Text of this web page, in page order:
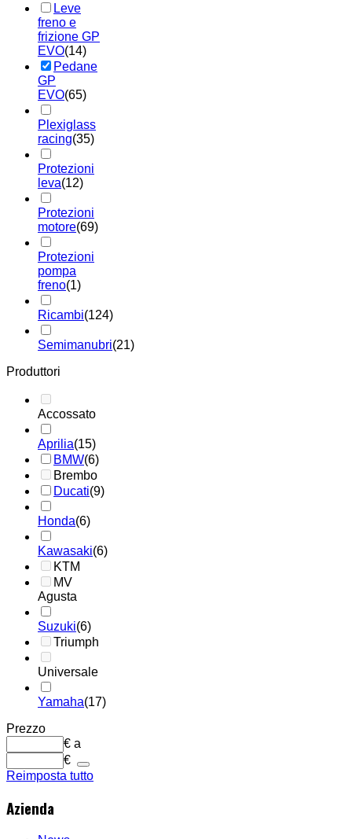
Leve
freno e
frizione GP
EVO(14)
Pedane
GP
EVO(65)
Plexiglass
racing(35)
Protezioni
leva(12)
Protezioni
motore(69)
Protezioni
pompa
freno(1)
Ricambi(124)
Semimanubri(21)
Produttori
Accossato
Aprilia(15)
BMW(6)
Brembo
Ducati(9)
Honda(6)
Kawasaki(6)
KTM
MV
Agusta
Suzuki(6)
Triumph
Universale
Yamaha(17)
Prezzo
€ a
€
Reimposta tutto
Azienda